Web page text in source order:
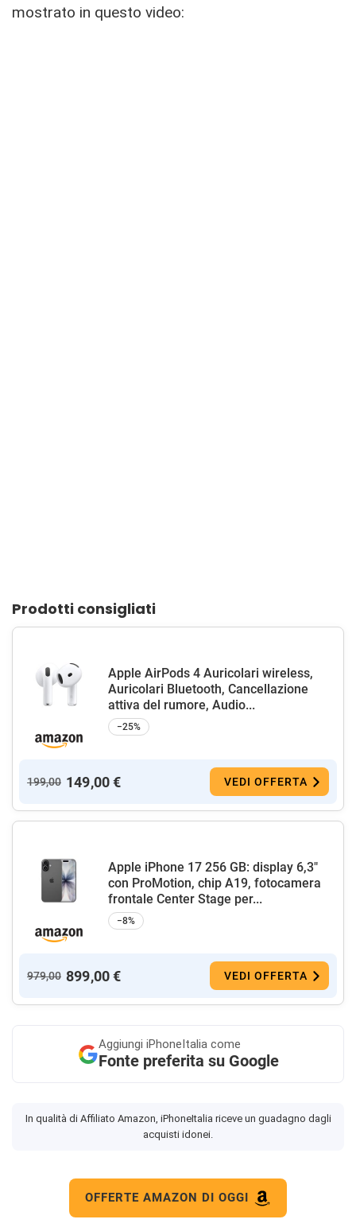
mostrato in questo video:
Prodotti consigliati
Apple AirPods 4 Auricolari wireless,
Auricolari Bluetooth, Cancellazione
attiva del rumore, Audio...
−25%
199,00 149,00 € VEDI OFFERTA
Apple iPhone 17 256 GB: display 6,3"
con ProMotion, chip A19, fotocamera
frontale Center Stage per...
−8%
979,00 899,00 € VEDI OFFERTA
Aggiungi iPhoneItalia come
Fonte preferita su Google
In qualità di Affiliato Amazon, iPhoneItalia riceve un guadagno dagli
acquisti idonei.
OFFERTE AMAZON DI OGGI